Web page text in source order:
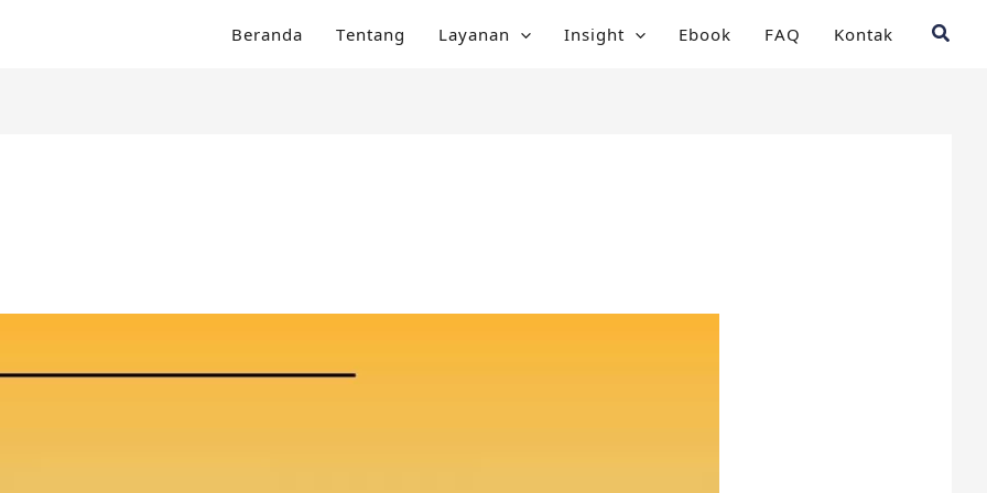
Beranda Tentang Layanan Insight Ebook FAQ Kontak